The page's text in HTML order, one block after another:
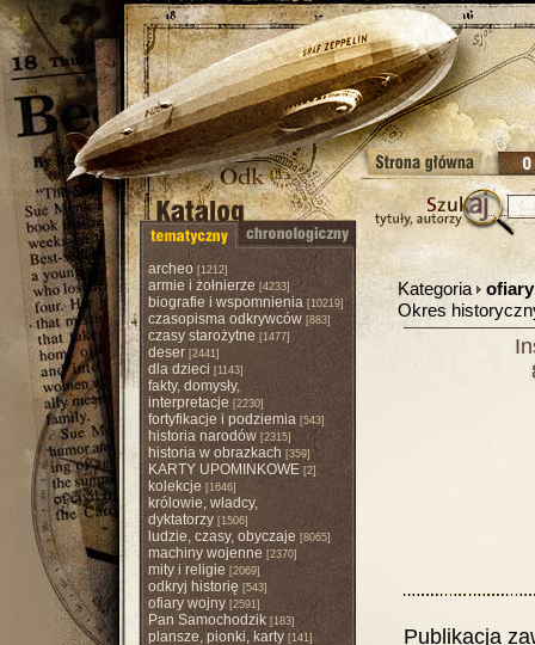
archeo [1212]
armie i żołnierze [4233]
biografie i wspomnienia[10219]
czasopisma odkrywców[883]
czasy starożytne [1477]
deser[2441]
dla dzieci [1143]
fakty, domysły,
interpretacje [2230]
fortyfikacje i podziemia[543]
historia narodów[2315]
historia w obrazkach [359]
KARTY UPOMINKOWE[2]
kolekcje [1646]
królowie, władcy,
dyktatorzy[1506]
ludzie, czasy, obyczaje [8065]
machiny wojenne [2370]
mity i religie [2069]
odkryj historię[543]
ofiary wojny[2591]
Pan Samochodzik[183]
plansze, pionki, karty[141]
Kategoria
Okres
Publikacja